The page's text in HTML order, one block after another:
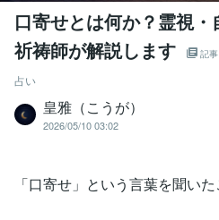
口寄せとは何か？霊視
祈祷師が解説します
記事
占い
皇雅（こうが）
2026/05/10 03:02
「口寄せ」という言葉を聞い